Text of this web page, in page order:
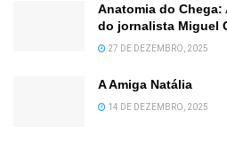
Anatomia do
do jornalista Miguel
27 DE DEZEMBRO, 2025
A Amiga Natália
14 DE DEZEMBRO, 2025